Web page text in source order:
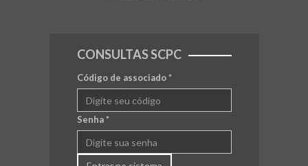
CONSULTAS SCPC
Código de associado*
Senha*